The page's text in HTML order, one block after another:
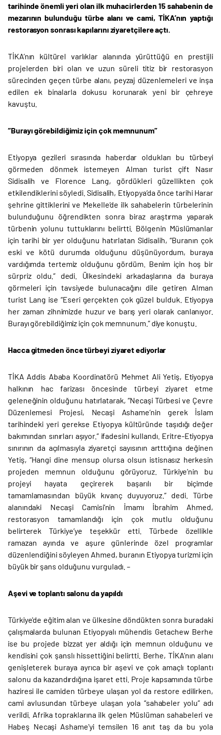
tarihinde önemli yeri olan ilk muhacirlerden 15 sahabenin de
mezarının bulunduğu türbe alanı ve cami, TİKA’nın yaptığı
restorasyon sonrası kapılarını ziyaretçilere açtı.
TİKA’nın kültürel varlıklar alanında yürüttüğü en prestijli
projelerden biri olan ve uzun süreli titiz bir restorasyon
sürecinden geçen türbe alanı, peyzaj düzenlemeleri ve inşa
edilen ek binalarla dokusu korunarak yeni bir çehreye
kavuştu.
“Burayı görebildiğimiz için çok memnunum”
Etiyopya gezileri sırasında haberdar oldukları bu türbeyi
görmeden dönmek istemeyen Alman turist çift Nasır
Sidisalih ve Florence Lang, gördükleri güzellikten çok
etkilendiklerini söyledi. Sidisalih, Etiyopya’da önce tarihi Harar
şehrine gittiklerini ve Mekelle’de ilk sahabelerin türbelerinin
bulunduğunu öğrendikten sonra biraz araştırma yaparak
türbenin yolunu tuttuklarını belirtti. Bölgenin Müslümanlar
için tarihi bir yer olduğunu hatırlatan Sidisalih, “Buranın çok
eski ve kötü durumda olduğunu düşünüyordum, buraya
vardığımda tertemiz olduğunu gördüm. Benim için hoş bir
sürpriz oldu.” dedi. Ülkesindeki arkadaşlarına da buraya
görmeleri için tavsiyede bulunacağını dile getiren Alman
turist Lang ise “Eseri gerçekten çok güzel bulduk. Etiyopya
her zaman zihnimizde huzur ve barış yeri olarak canlanıyor.
Burayı görebildiğimiz için çok memnunum.” diye konuştu.
Hacca gitmeden önce türbeyi ziyaret ediyorlar
TİKA Addis Ababa Koordinatörü Mehmet Ali Yetiş, Etiyopya
halkının hac farizası öncesinde türbeyi ziyaret etme
geleneğinin olduğunu hatırlatarak, “Necaşi Türbesi ve Çevre
Düzenlemesi Projesi, Necaşi Ashame’nin gerek İslam
tarihindeki yeri gerekse Etiyopya kültüründe taşıdığı değer
bakımından sınırları aşıyor.” ifadesini kullandı. Eritre-Etiyopya
sınırının da açılmasıyla ziyaretçi sayısının artttığına değinen
Yetiş, “Hangi dine mensup olursa olsun istisnasız herkesin
projeden memnun olduğunu görüyoruz. Türkiye’nin bu
projeyi hayata geçirerek başarılı bir biçimde
tamamlamasından büyük kıvanç duyuyoruz.” dedi. Türbe
alanındaki Necaşi Camisi’nin İmamı İbrahim Ahmed,
restorasyon tamamlandığı için çok mutlu olduğunu
belirterek Türkiye’ye teşekkür etti. Türbede özellikle
ramazan ayında ve aşure günlerinde özel programlar
düzenlendiğini söyleyen Ahmed, buranın Etiyopya turizmi için
büyük bir şans olduğunu vurguladı. –
Aşevi ve toplantı salonu da yapıldı
Türkiye'de eğitim alan ve ülkesine döndükten sonra buradaki
çalışmalarda bulunan Etiyopyalı mühendis Getachew Berhe
ise bu projede bizzat yer aldığı için memnun olduğunu ve
kendisini çok şanslı hissettiğini belirtti. Berhe, TİKA’nın alanı
genişleterek buraya ayrıca bir aşevi ve çok amaçlı toplantı
salonu da kazandırdığına işaret etti. Proje kapsamında türbe
haziresi ile camiden türbeye ulaşan yol da restore edilirken,
cami avlusundan türbeye ulaşan yola “sahabeler yolu” adı
verildi. Afrika topraklarına ilk gelen Müslüman sahabeleri ve
Habeş Necaşi Ashame'yi temsilen 16 anıt taş da bu yola